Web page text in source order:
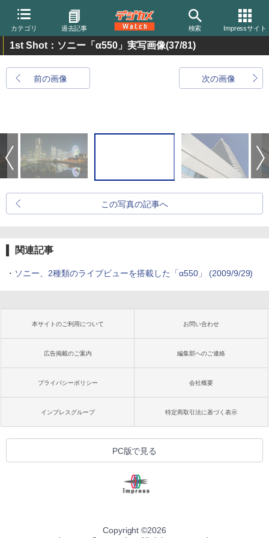
カテゴリ 過去記事 検索 Impressサイト
1st Shot：ソニー「α550」実写画像(37/81)
前の画像 次の画像
この写真の記事へ
関連記事
・ ソニー、2種類のライブビューを搭載した「α550」 (2009/9/29)
本サイトのご利用について お問い合わせ
広告掲載のご案内 編集部へのご連絡
プライバシーポリシー 会社概要
インプレスグループ 特定商取引法に基づく表示
PC版で見る
Copyright ©2026